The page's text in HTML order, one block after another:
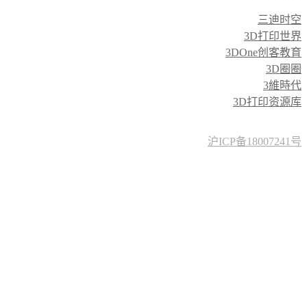
三迪时空
3D打印世界
3DOne创客教育
3D圈圈
3維時代
3D打印资源库
沪ICP备18007241号